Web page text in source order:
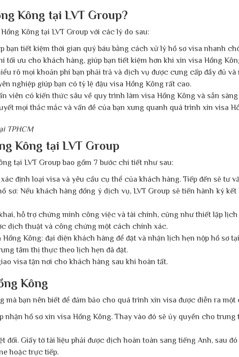
Kông tại LVT Group?
Kông tại LVT Group với các lý do sau:
tiết kiệm thời gian quý báu bằng cách xử lý hồ sơ visa nhanh
tối ưu cho khách hàng, giúp bạn tiết kiệm hơn khi xin visa Hồng
rõ mọi khoản phí bạn phải trả và dịch vụ được cung cấp đầy đủ và
nghiệp giúp bạn có tỷ lệ đậu visa Hồng Kông rất cao.
viên có kiến thức sâu về quy trình làm visa Hồng Kông và sẵn
mọi thắc mắc và vấn đề của bạn xung quanh quá trình xin visa
TPHCM
Kông tại LVT Group
tại LVT Group bao gồm 7 bước chi tiết như sau:
định loại visa và yêu cầu cụ thể của khách hàng. Tiếp đến sẽ tư
sơ: Nếu khách hàng đồng ý dịch vụ, LVT Group sẽ tiến hành ký
hỗ trợ chứng minh công việc và tài chính, cũng như thiết lập
dịch thuật và công chứng một cách chính xác.
Kông: đại diện khách hàng để đặt và nhận lịch hẹn nộp hồ sơ
tâm thị thực theo lịch hẹn đã đặt.
visa tận nơi cho khách hàng sau khi hoàn tất.
Kông
bạn nên biết để đảm bảo cho quá trình xin visa được diễn ra
hồ sơ xin visa Hồng Kông. Thay vào đó sẽ ủy quyền cho
đối. Giấy tờ tài liệu phải được dịch hoàn toàn sang tiếng Anh, sau
hoặc trực tiếp.